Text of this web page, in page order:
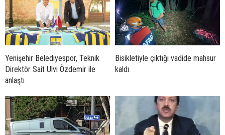
Yenişehir Belediyespor, Teknik
Direktör Sait Ulvi Özdemir ile
anlaştı
Bisikletiyle çıktığı vadide mahsur
kaldı